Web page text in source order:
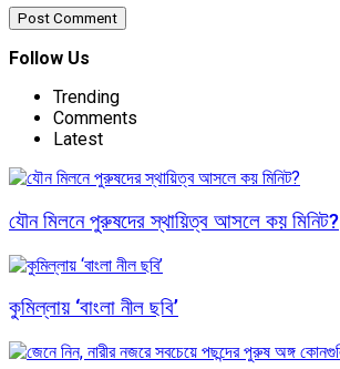
Follow Us
Trending
Comments
Latest
যৌন মিলনে পুরুষদের স্থায়িত্ব আসলে কয় মিনিট?
কুমিল্লায় ‘বাংলা নীল ছবি’